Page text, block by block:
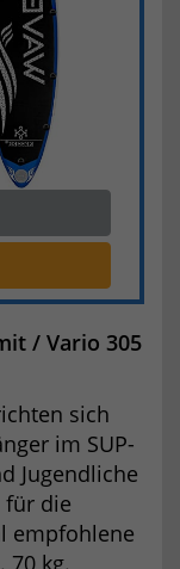
/ Vario 305
sich
im SUP-
Jugendliche
für die
empfohlene
70 kg.